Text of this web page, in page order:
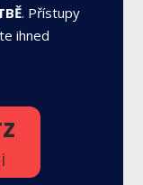
. Přístupy
ihned